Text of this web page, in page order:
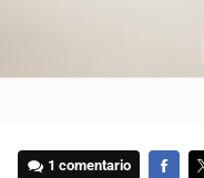
1 comentario